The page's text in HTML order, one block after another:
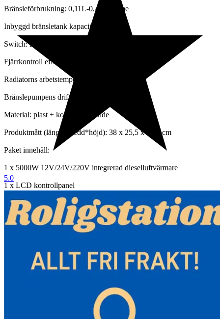
Bränsleförbrukning: 0,11L-0,43L/timme
Inbyggd bränsletank kapacitet: 5L
Switch: LCD-omkopplare
Fjärrkontroll effektivt avstånd: 50 meter
Radiatorns arbetstemperatur?-40~+50°C
Bränslepumpens drifttemperatur: -40~+40°C
Material: plast + kolfiber utseende
Produktmått (längd*bredd*höjd): 38 x 25,5 x 27,5 cm
Paket innehåll:
1 x 5000W 12V/24V/220V integrerad dieselluftvärmare
1 x LCD kontrollpanel
1 x fjärrkontroll
1 x 220V AC-adapter
1 x luftfilter
5.0